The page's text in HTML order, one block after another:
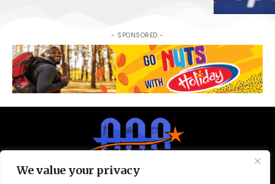
We value your privacy
- SPONSORED -